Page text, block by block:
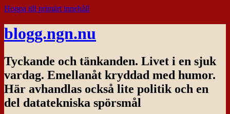
Hoppa till primärt innehåll
blogg.ngn.nu
Tyckande och tänkanden. Livet i en sjuk
vardag. Emellanåt kryddad med humor.
Här avhandlas också lite politik och en
del datatekniska spörsmål